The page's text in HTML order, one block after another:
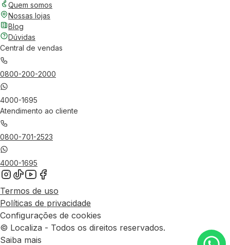
Quem somos
Nossas lojas
Blog
Dúvidas
Central de vendas
0800-200-2000
4000-1695
Atendimento ao cliente
0800-701-2523
4000-1695
Termos de uso
Políticas de privacidade
Configurações de cookies
© Localiza - Todos os direitos reservados.
Saiba mais